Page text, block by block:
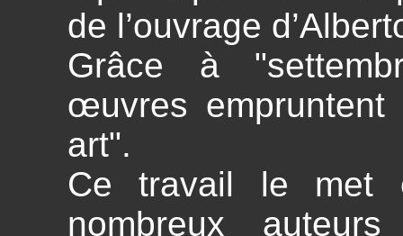
de l’ouvrage
Grâce à
œuvres
art".
Ce travail le met
nombreux